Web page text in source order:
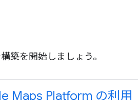
構築を開始しましょう。
Maps Platform の利用